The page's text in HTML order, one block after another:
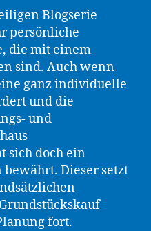
Blogserie
persönliche
die mit einem
sind. Auch wenn
ganz individuelle
und die
und
sich doch ein
Dieser setzt
fort.